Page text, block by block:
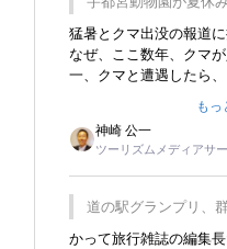
離」を7月20日から開
猛暑とクマ出没の報道
なぜ、ここ数年、クマ
一、クマと遭遇したら
るなんてことは、冗談
で、この企画展はタイム
もっ
神崎 公一
ツーリズムメディアサ
道の駅グランプリ、
覇
かって旅行雑誌の編集